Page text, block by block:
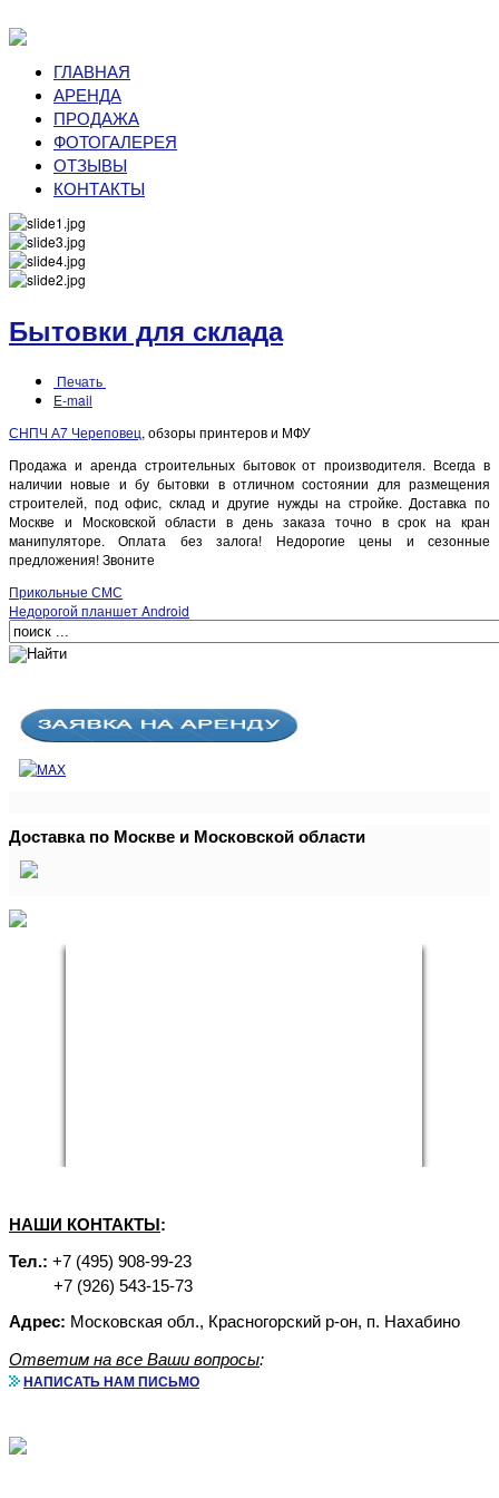
ГЛАВНАЯ
АРЕНДА
ПРОДАЖА
ФОТОГАЛЕРЕЯ
ОТЗЫВЫ
КОНТАКТЫ
Бытовки для склада
Печать
E-mail
СНПЧ А7 Череповец, обзоры принтеров и МФУ
Продажа и аренда строительных бытовок от производителя. Всегда в
наличии новые и бу бытовки в отличном состоянии для размещения
строителей, под офис, склад и другие нужды на стройке. Доставка по
Москве и Московской области в день заказа точно в срок на кран
манипуляторе. Оплата без залога! Недорогие цены и сезонные
предложения! Звоните
Прикольные СМС
Недорогой планшет Android
Доставка по Москве и Московской области
НАШИ КОНТАКТЫ:
Тел.: +7 (495) 908-99-23
+7 (926) 543-15-73
Адрес: Московская обл., Красногорский р-он, п. Нахабино
Ответим на все Ваши вопросы:
НАПИСАТЬ НАМ ПИСЬМО